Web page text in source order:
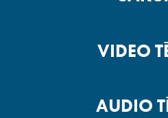
VIDEO
AUDIO